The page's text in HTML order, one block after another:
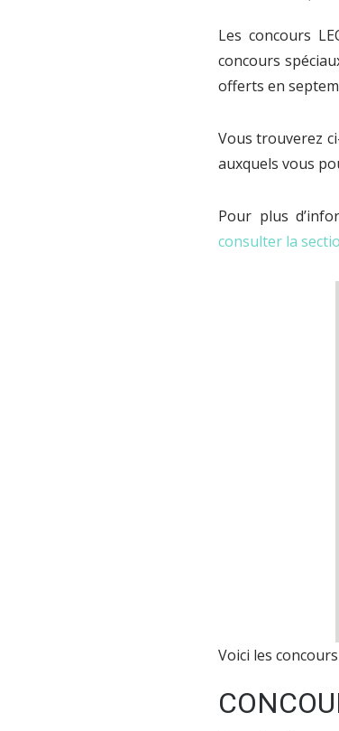
Les concours
concours
offerts en
Vous trouverez
auxquels vous
Pour plus
consulter la
Voici les